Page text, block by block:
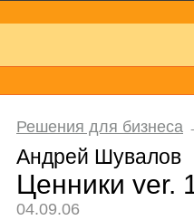
Решения для бизнеса
Андрей Шувалов
Ценники ver.
04.09.06